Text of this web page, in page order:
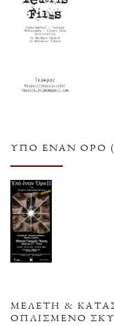
ΥΠΌ ΈΝΑΝ ΌΡΟ
ΜΕΛΕΤΗ &
ΟΠΛΙΣΜΕΝΟ